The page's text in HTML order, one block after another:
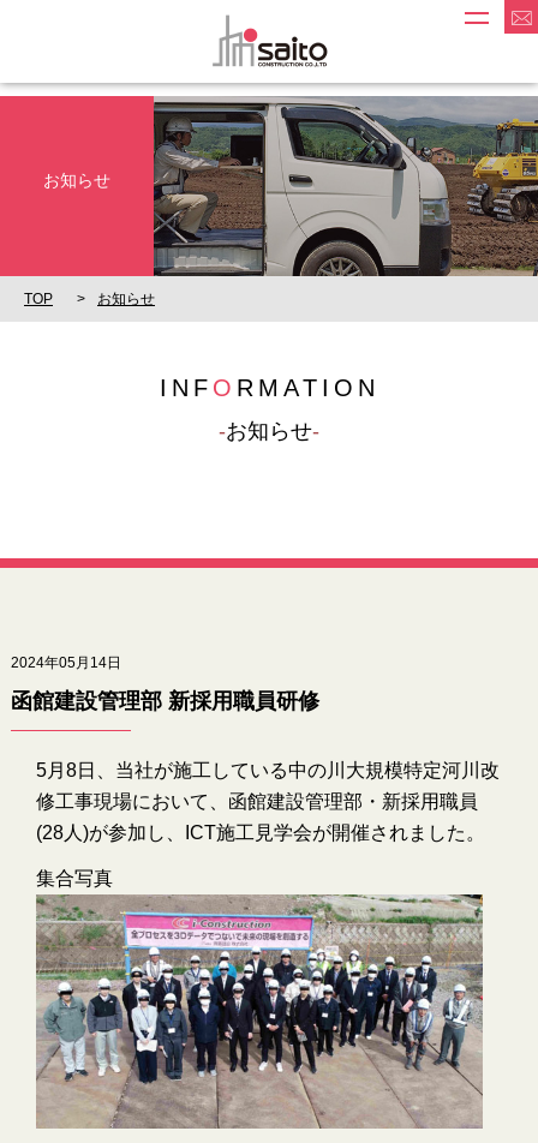
お知らせ
TOP お知らせ
INF O RMATION
お知らせ
2024年05月14日
函館建設管理部 新採用職員研修
5月8日、当社が施工している中の川大規模特定河川改
修工事現場において、函館建設管理部・新採用職員
(28人)が参加し、ICT施工見学会が開催されました。
集合写真